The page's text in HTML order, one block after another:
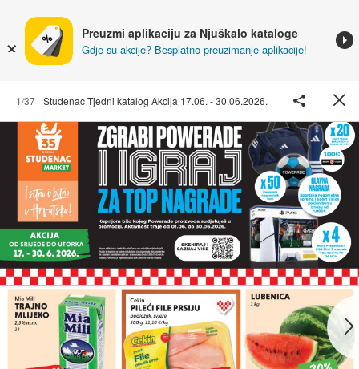
Preuzmi aplikaciju za Njuškalo kataloge
Gdje su akcije? Besplatno preuzimanje aplikacije!
1/37 Studenac Tjedni katalog Akcija 17.06. - 30.06.2026.